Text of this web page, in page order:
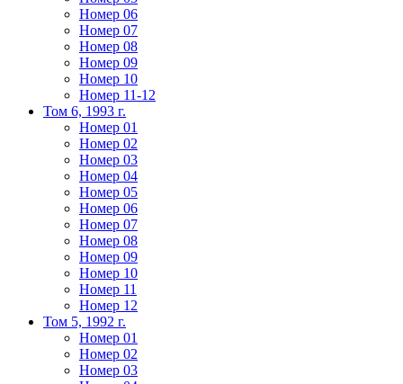
Номер 06
Номер 07
Номер 08
Номер 09
Номер 10
Номер 11-12
Том 6, 1993 г.
Номер 01
Номер 02
Номер 03
Номер 04
Номер 05
Номер 06
Номер 07
Номер 08
Номер 09
Номер 10
Номер 11
Номер 12
Том 5, 1992 г.
Номер 01
Номер 02
Номер 03